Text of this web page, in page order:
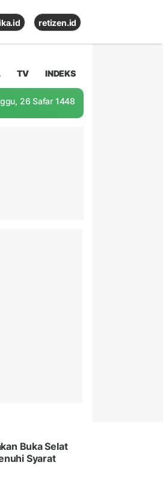
retizen.id
TV INDEKS
26 Safar 1448
Buka Selat
Syarat